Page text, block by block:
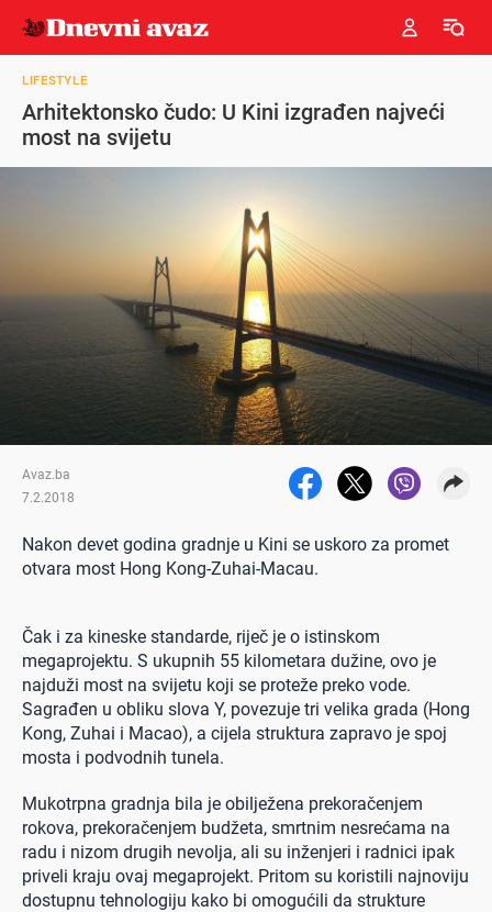
LIFESTYLE
Arhitektonsko čudo: U Kini izgrađen najveći
most na svijetu
Avaz.ba
7.2.2018
Nakon devet godina gradnje u Kini se uskoro za promet
otvara most Hong Kong-Zuhai-Macau.
Čak i za kineske standarde, riječ je o istinskom
megaprojektu. S ukupnih 55 kilometara dužine, ovo je
najduži most na svijetu koji se proteže preko vode.
Sagrađen u obliku slova Y, povezuje tri velika grada (Hong
Kong, Zuhai i Macao), a cijela struktura zapravo je spoj
mosta i podvodnih tunela.
Mukotrpna gradnja bila je obilježena prekoračenjem
rokova, prekoračenjem budžeta, smrtnim nesrećama na
radu i nizom drugih nevolja, ali su inženjeri i radnici ipak
priveli kraju ovaj megaprojekt. Pritom su koristili najnoviju
dostupnu tehnologiju kako bi omogućili da strukture